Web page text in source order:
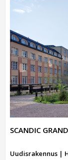
SCANDIC
Uudisrakennus |